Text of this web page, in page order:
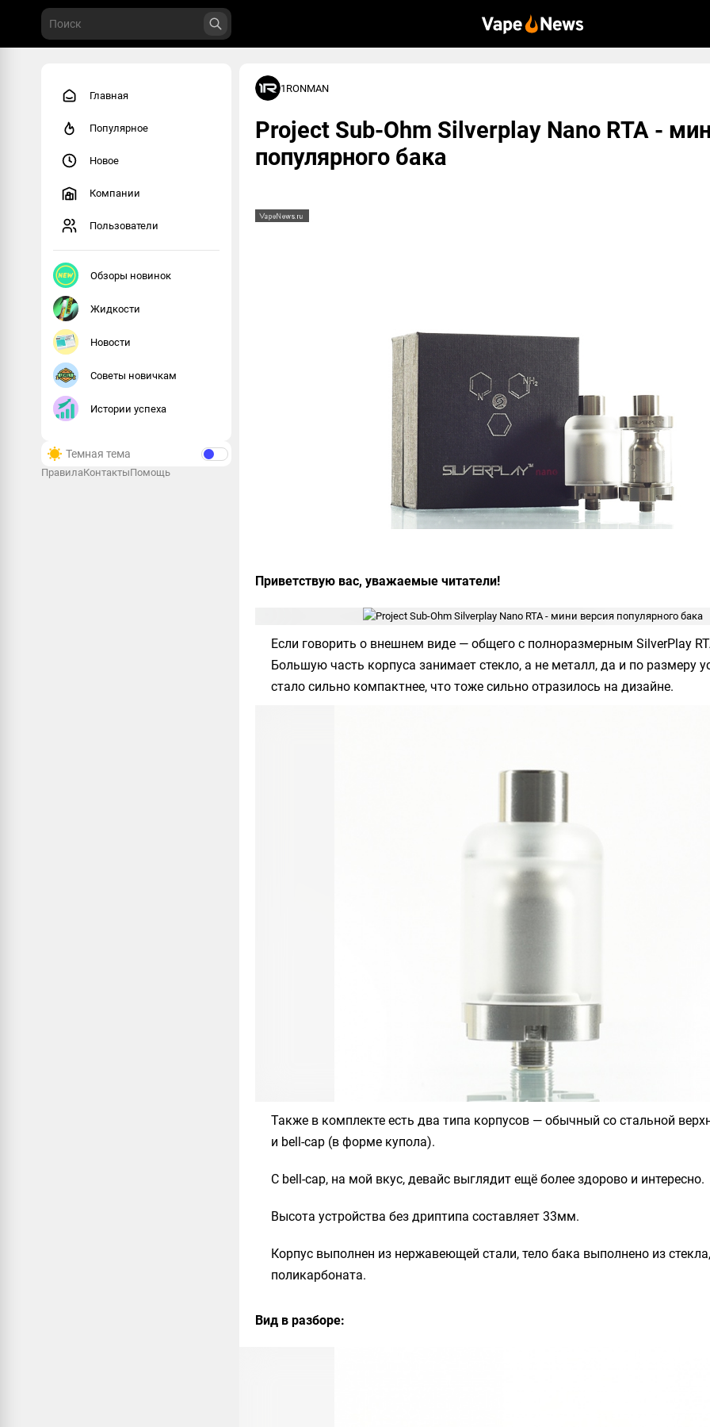
Главная
Популярное
Новое
Компании
Пользователи
Обзоры новинок
Жидкости
Новости
Советы новичкам
Истории успеха
Темная тема
ПравилаКонтактыПомощь
1RONMAN
Project Sub-Ohm Silverplay Nano RTA -
популярного бака
Приветствую вас, уважаемые читатели!
Если говорить о внешнем виде — общего с полноразмерным SilverPlay
Большую часть корпуса занимает стекло, а не металл, да и по размеру
стало сильно компактнее, что тоже сильно отразилось на дизайне.
Также в комплекте есть два типа корпусов — обычный со стальной
и bell-cap (в форме купола).
С bell-cap, на мой вкус, девайс выглядит ещё более здорово и интересно.
Высота устройства без дриптипа составляет 33мм.
Корпус выполнен из нержавеющей стали, тело бака выполнено из
поликарбоната.
Вид в разборе: